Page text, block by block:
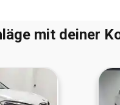
mit deiner